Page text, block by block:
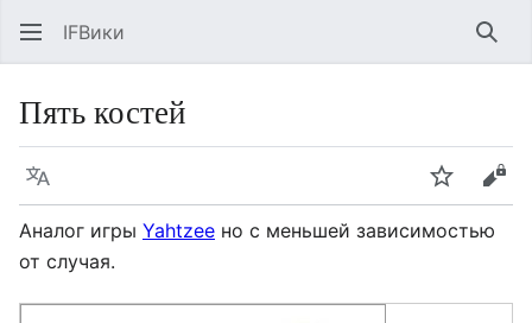
IFВики
Пять костей
Язык Следить
Аналог игры Yahtzee но с меньшей зависимостью
от случая.